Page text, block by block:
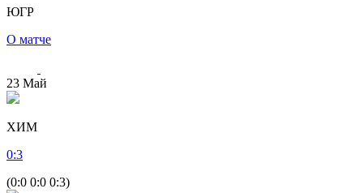
ЮГР
О матче
23 Май
ХИМ
0:3
(0:0 0:0 0:3)